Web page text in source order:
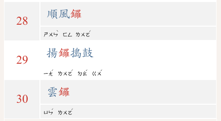
28
順風鑼
ㄕㄨㄣ
ˋ
ㄈㄥ ㄌㄨㄛ
ˊ
29
揚鑼搗鼓
ㄧㄤ
ˊ
ㄌㄨㄛ
ˊ
ㄉㄠ
ˇ
ㄍㄨ
ˇ
30
雲鑼
ㄩㄣ
ˊ
ㄌㄨㄛ
ˊ